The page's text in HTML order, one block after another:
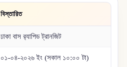
বিস্তারিত
ঢাকা বাস র‌্যাপিড ট্রানজিট
০১-০৪-২০২৬ ইং (সকাল ১০:০০ টা)